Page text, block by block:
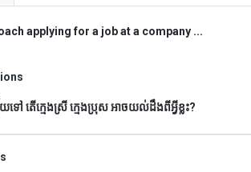
applying for a job at a company ...
ៅ តើក្មេងស្រី ក្មេងប្រុស អាចយល់ដឹងពីអ្វីខ្លះ?